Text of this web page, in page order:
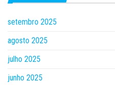
setembro 2025
agosto 2025
julho 2025
junho 2025